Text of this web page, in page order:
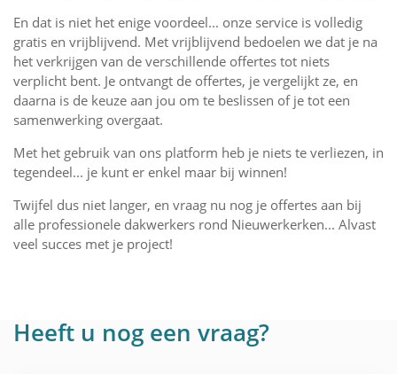
En dat is niet het enige voordeel... onze service is volledig
gratis en vrijblijvend. Met vrijblijvend bedoelen we dat je na
het verkrijgen van de verschillende offertes tot niets
verplicht bent. Je ontvangt de offertes, je vergelijkt ze, en
daarna is de keuze aan jou om te beslissen of je tot een
samenwerking overgaat.
Met het gebruik van ons platform heb je niets te verliezen, in
tegendeel... je kunt er enkel maar bij winnen!
Twijfel dus niet langer, en vraag nu nog je offertes aan bij
alle professionele dakwerkers rond Nieuwerkerken... Alvast
veel succes met je project!
Heeft u nog een vraag?